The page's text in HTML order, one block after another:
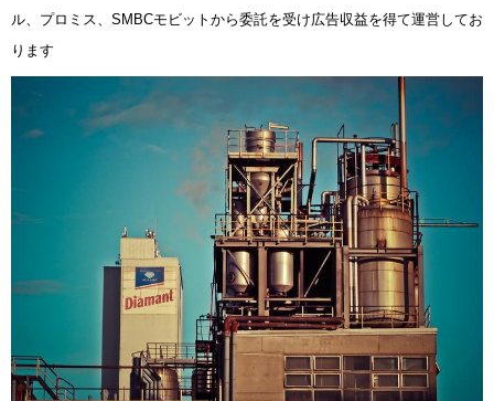
ル、プロミス、SMBCモビットから委託を受け広告収益を得て運営してお
ります